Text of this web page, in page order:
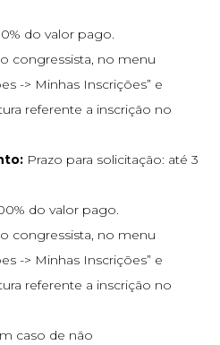
do valor pago.
congressista, no menu
-> Minhas Inscrições” e
referente a inscrição no
Prazo para solicitação: até 3
do valor pago.
congressista, no menu
-> Minhas Inscrições” e
referente a inscrição no
caso de não